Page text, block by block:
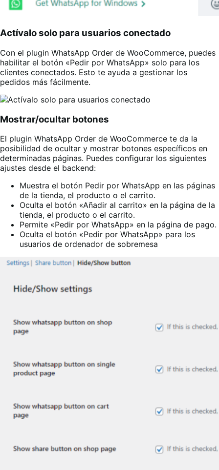
Actívalo solo para usuarios conectado
Con el plugin WhatsApp Order de WooCommerce, puedes
habilitar el botón «Pedir por WhatsApp» solo para los
clientes conectados. Esto te ayuda a gestionar los
pedidos más fácilmente.
Mostrar/ocultar botones
El plugin WhatsApp Order de WooCommerce te da la
posibilidad de ocultar y mostrar botones específicos en
determinadas páginas. Puedes configurar los siguientes
ajustes desde el backend:
Muestra el botón Pedir por WhatsApp en las páginas
de la tienda, el producto o el carrito.
Oculta el botón «Añadir al carrito» en la página de la
tienda, el producto o el carrito.
Permite «Pedir por WhatsApp» en la página de pago.
Oculta el botón «Pedir por WhatsApp» para los
usuarios de ordenador de sobremesa